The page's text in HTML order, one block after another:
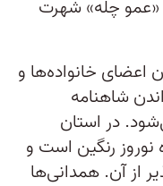
«عمو چله» شهرت
اعضای خانواده‌ها و
شاهنامه
در استان
رنگین است و
از آن. همدانی‌ها